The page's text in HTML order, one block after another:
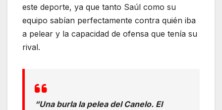
este deporte, ya que tanto Saúl como su
equipo sabían perfectamente contra quién iba
a pelear y la capacidad de ofensa que tenía su
rival.
“Una burla la pelea del Canelo. El